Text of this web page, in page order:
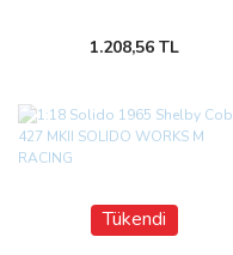
1.208,56 TL
Tükendi